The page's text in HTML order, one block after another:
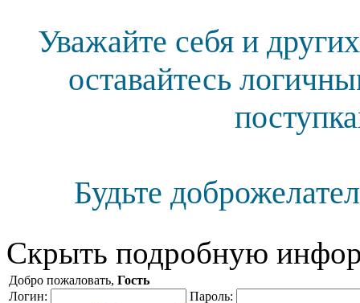
Уважайте себя и
оставайтесь
Будьте
Скрыть подробную
Добро пожаловать, Гость
Логин:
Пароль: